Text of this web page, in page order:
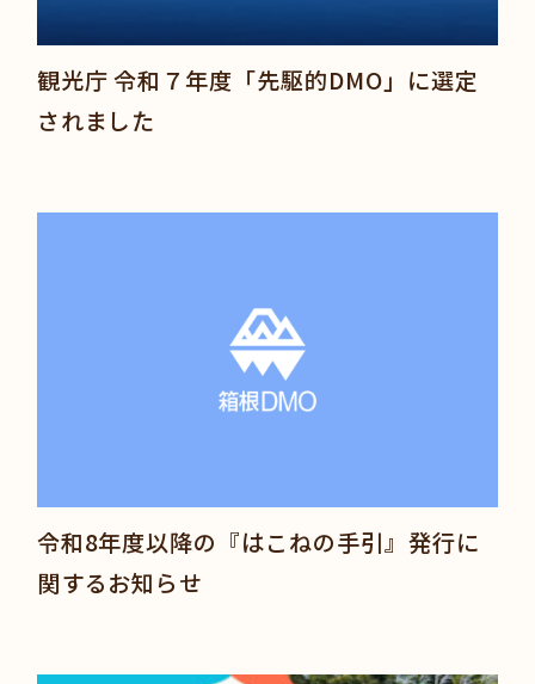
観光庁 令和７年度「先駆的DMO」に選定
されました
令和8年度以降の『はこねの手引』発行に
関するお知らせ